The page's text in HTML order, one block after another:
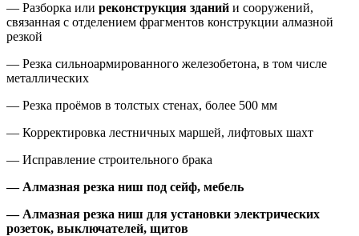
— Разборка или реконструкция зданий и сооружений,
связанная с отделением фрагментов конструкции алмазной
резкой
— Резка сильноармированного железобетона, в том числе
металлических
— Резка проёмов в толстых стенах, более 500 мм
— Корректировка лестничных маршей, лифтовых шахт
— Исправление строительного брака
— Алмазная резка ниш под сейф, мебель
— Алмазная резка ниш для установки электрических
розеток, выключателей, щитов